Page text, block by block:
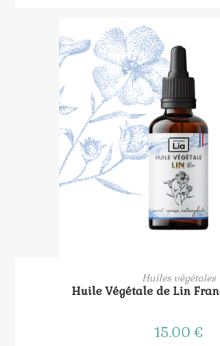
AJOUTER AU
Huiles végétales
Huile Végétale de Lin
15.00€